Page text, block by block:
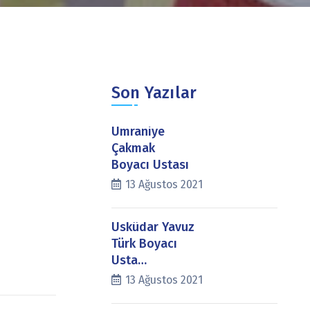
Son Yazılar
Ümraniye
Çakmak
Boyacı Ustası
13 Ağustos 2021
Üsküdar Yavuz
Türk Boyacı
Usta…
13 Ağustos 2021